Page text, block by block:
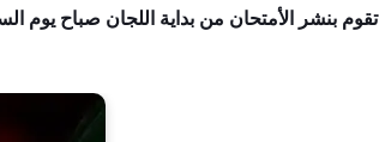
تقوم بنشر الأمتحان من بداية اللجان صباح يوم